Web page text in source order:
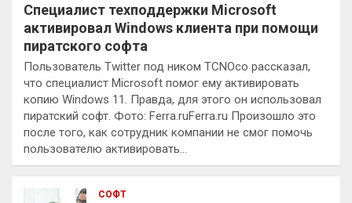
Специалист техподдержки Microsoft
активировал Windows клиента при помощи
пиратского софта
Пользователь Twitter под ником TCNOco рассказал,
что специалист Microsoft помог ему активировать
копию Windows 11. Правда, для этого он использовал
пиратский софт. Фото: Ferra.ruFerra.ru Произошло это
после того, как сотрудник компании не смог помочь
пользователю активировать…
СОФТ